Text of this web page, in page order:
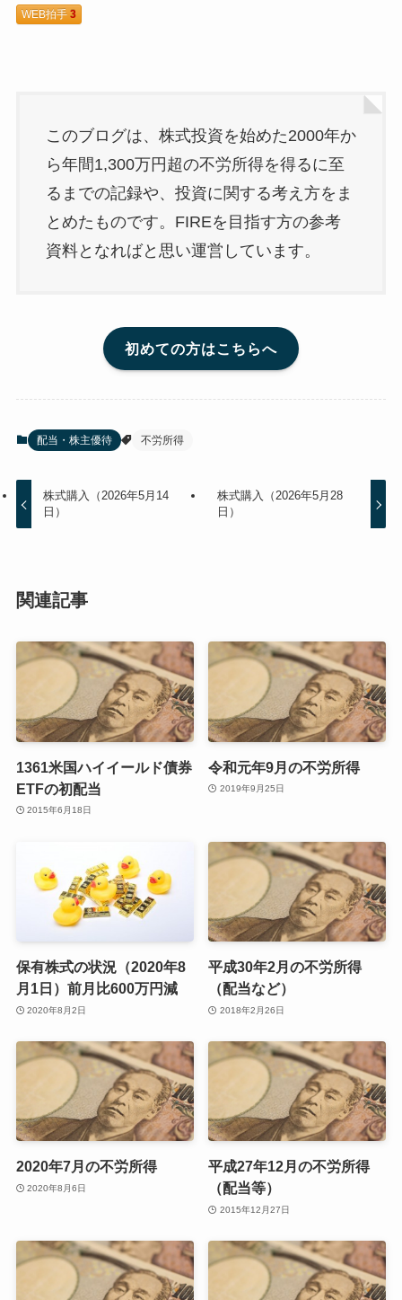
WEB拍手 3
このブログは、株式投資を始めた2000年か
ら年間1,300万円超の不労所得を得るに至
るまでの記録や、投資に関する考え方をま
とめたものです。FIREを目指す方の参考
資料となればと思い運営しています。
初めての方はこちらへ
配当・株主優待 不労所得
株式購入（2026年5月14
日）
株式購入（2026年5月28
日）
関連記事
1361米国ハイイールド債券
ETFの初配当
2015年6月18日
令和元年9月の不労所得
2019年9月25日
保有株式の状況（2020年8
月1日）前月比600万円減
2020年8月2日
平成30年2月の不労所得
（配当など）
2018年2月26日
2020年7月の不労所得
2020年8月6日
平成27年12月の不労所得
（配当等）
2015年12月27日